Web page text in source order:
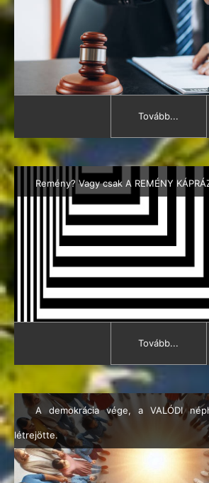
Tovább...
Remény? Vagy csak A REMÉNY
Tovább...
A demokrácia vége, a VALÓDI
létrejötte.